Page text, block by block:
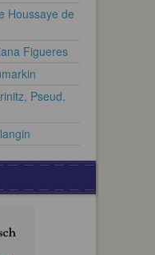
Houssaye de
Figueres
Pseud.